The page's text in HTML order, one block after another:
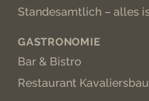
Standesamtlich – alles
GASTRONOMIE
Bar & Bistro
Restaurant Kavaliersbau